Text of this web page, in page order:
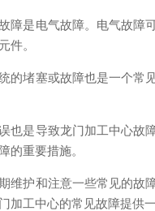
是电气故障。电气故障可
件。
堵塞或故障也是一个常见
是导致龙门加工中心故障
的重要措施。
护和注意一些常见的故障
加工中心的常见故障提供一